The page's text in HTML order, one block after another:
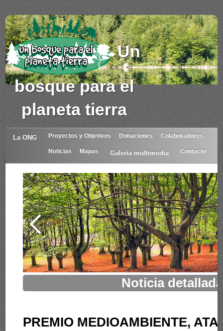
Un
bosque para el
planeta tierra
La ONG Proyectos y Objetivos Donaciones Colaboradores
Noticias Mapas Galería multimedia Contacto
Noticia detallada
PREMIO MEDIOAMBIENTE,